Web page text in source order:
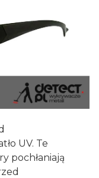
UV. Te
pochłaniają